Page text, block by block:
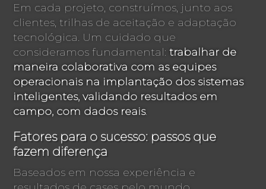
Em cada projeto, construímos, junto aos
clientes, trilhas de aceitação e adaptação
tecnológica. Um cuidado que
consideramos fundamental:trabalhar de
maneira colaborativa com as equipes
operacionais na implantação dos sistemas
inteligentes, validando resultados em
campo, com dados reais.
Fatores para o sucesso: passos que
fazem diferença
Baseados em nossa experiência e